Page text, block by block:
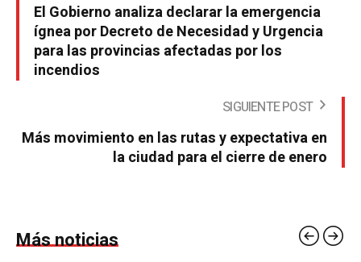
El Gobierno analiza declarar la emergencia
ígnea por Decreto de Necesidad y Urgencia
para las provincias afectadas por los
incendios
SIGUIENTE POST
Más movimiento en las rutas y expectativa en
la ciudad para el cierre de enero
Más noticias